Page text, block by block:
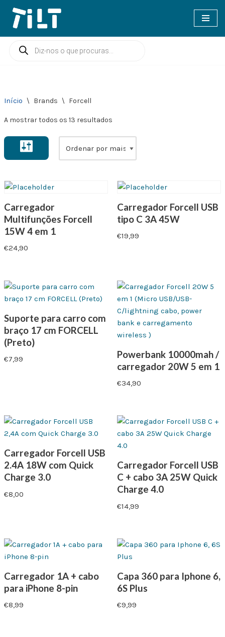
Avançar
para
Início \ Brands \ Forcell
A mostrar todos os 13 resultados
Carregador
Multifunções Forcell
15W 4 em 1
€24,90
Carregador Forcell USB
tipo C 3A 45W
€19,99
Suporte para carro com
braço 17 cm FORCELL
(Preto)
€7,99
Powerbank 10000mah /
carregador 20W 5 em 1
€34,90
Carregador Forcell USB
2.4A 18W com Quick
Charge 3.0
€8,00
Carregador Forcell USB
C + cabo 3A 25W Quick
Charge 4.0
€14,99
Carregador 1A + cabo
para iPhone 8-pin
€8,99
Capa 360 para Iphone 6,
6S Plus
€9,99